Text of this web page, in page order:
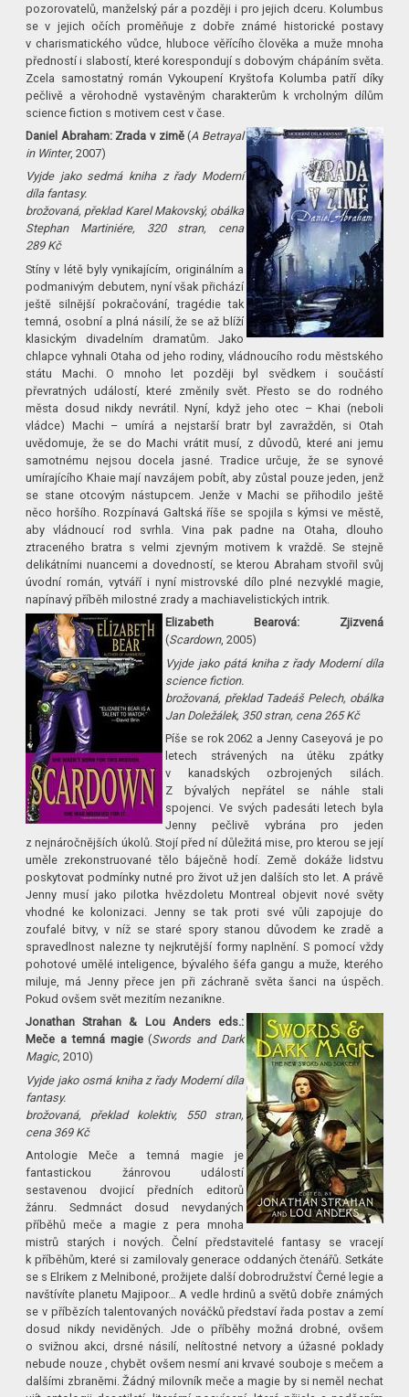
pozorovatelů, manželský pár a později i pro jejich dceru. Kolumbus
se v jejich očích proměňuje z dobře známé historické postavy
v charismatického vůdce, hluboce věřícího člověka a muže mnoha
předností i slabostí, které korespondují s dobovým chápáním světa.
Zcela samostatný román Vykoupení Kryštofa Kolumba patří díky
pečlivě a věrohodně vystavěným charakterům k vrcholným dílům
science fiction s motivem cest v čase.
Daniel Abraham: Zrada v zimě(A Betrayal
in Winter, 2007)
Vyjde jako sedmá kniha z řady Moderní
díla fantasy.
brožovaná, překlad Karel Makovský, obálka
Stephan Martiniére, 320 stran, cena
289 Kč
Stíny v létě byly vynikajícím, originálním a
podmanivým debutem, nyní však přichází
ještě silnější pokračování, tragédie tak
temná, osobní a plná násilí, že se až blíží
klasickým divadelním dramatům. Jako
chlapce vyhnali Otaha od jeho rodiny, vládnoucího rodu městského
státu Machi. O mnoho let později byl svědkem i součástí
převratných událostí, které změnily svět. Přesto se do rodného
města dosud nikdy nevrátil. Nyní, když jeho otec – Khai (neboli
vládce) Machi – umírá a nejstarší bratr byl zavražděn, si Otah
uvědomuje, že se do Machi vrátit musí, z důvodů, které ani jemu
samotnému nejsou docela jasné. Tradice určuje, že se synové
umírajícího Khaie mají navzájem pobít, aby zůstal pouze jeden, jenž
se stane otcovým nástupcem. Jenže v Machi se přihodilo ještě
něco horšího. Rozpínavá Galtská říše se spojila s kýmsi ve městě,
aby vládnoucí rod svrhla. Vina pak padne na Otaha, dlouho
ztraceného bratra s velmi zjevným motivem k vraždě. Se stejně
delikátními nuancemi a dovedností, se kterou Abraham stvořil svůj
úvodní román, vytváří i nyní mistrovské dílo plné nezvyklé magie,
napínavý příběh milostné zrady a machiavelistických intrik.
Elizabeth Bearová: Zjizvená
(Scardown, 2005)
Vyjde jako pátá kniha z řady Moderní díla
science fiction.
brožovaná, překlad Tadeáš Pelech, obálka
Jan Doležálek, 350 stran, cena 265 Kč
Píše se rok 2062 a Jenny Caseyová je po
letech strávených na útěku zpátky
v kanadských ozbrojených silách.
Z bývalých nepřátel se náhle stali
spojenci. Ve svých padesáti letech byla
Jenny pečlivě vybrána pro jeden
z nejnáročnějších úkolů. Stojí před ní důležitá mise, pro kterou se její
uměle zrekonstruované tělo báječně hodí. Země dokáže lidstvu
poskytovat podmínky nutné pro život už jen dalších sto let. A právě
Jenny musí jako pilotka hvězdoletu Montreal objevit nové světy
vhodné ke kolonizaci. Jenny se tak proti své vůli zapojuje do
zoufalé bitvy, v níž se staré spory stanou důvodem ke zradě a
spravedlnost nalezne ty nejkrutější formy naplnění. S pomocí vždy
pohotové umělé inteligence, bývalého šéfa gangu a muže, kterého
miluje, má Jenny přece jen při záchraně světa šanci na úspěch.
Pokud ovšem svět mezitím nezanikne.
Jonathan Strahan & Lou Anders eds.:
Meče a temná magie(Swords and Dark
Magic, 2010)
Vyjde jako osmá kniha z řady Moderní díla
fantasy.
brožovaná, překlad kolektiv, 550 stran,
cena 369 Kč
Antologie Meče a temná magie je
fantastickou žánrovou událostí
sestavenou dvojicí předních editorů
žánru. Sedmnáct dosud nevydaných
příběhů meče a magie z pera mnoha
mistrů starých i nových. Čelní představitelé fantasy se vracejí
k příběhům, které si zamilovaly generace oddaných čtenářů. Setkáte
se s Elrikem z Melniboné, prožijete další dobrodružství Černé legie a
navštívíte planetu Majipoor… A vedle hrdinů a světů dobře známých
se v příbězích talentovaných nováčků představí řada postav a zemí
dosud nikdy neviděných. Jde o příběhy možná drobné, ovšem
o svižnou akci, drsné násilí, nelítostné netvory a úžasné poklady
nebude nouze , chybět ovšem nesmí ani krvavé souboje s mečem a
dalšími zbraněmi. Žádný milovník meče a magie by si neměl nechat